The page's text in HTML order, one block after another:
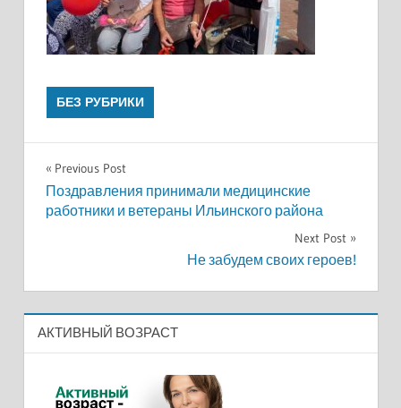
БЕЗ РУБРИКИ
Навигация
по
Previous Post
Поздравления принимали медицинские
работники и ветераны Ильинского района
Next Post
Не забудем своих героев!
АКТИВНЫЙ ВОЗРАСТ